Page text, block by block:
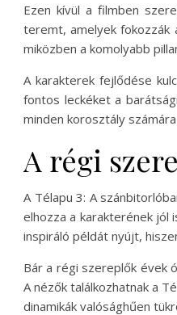
Ezen kívül a filmben
teremt, amelyek fokozzák
miközben a komolyabb
A karakterek fejlődése
fontos leckéket a
minden korosztály
A régi
A Télapu 3: A
elhozza a karakterének jól
inspiráló példát nyújt,
Bár a régi szereplők évek
A nézők találkozhatnak a
dinamikák valósághűen